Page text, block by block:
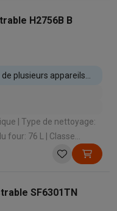
H2756B B
plusieurs appareils
SF6301TN